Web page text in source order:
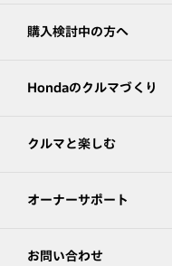
購入検討中の方へ
Hondaのクルマづくり
クルマと楽しむ
オーナーサポート
お問い合わせ